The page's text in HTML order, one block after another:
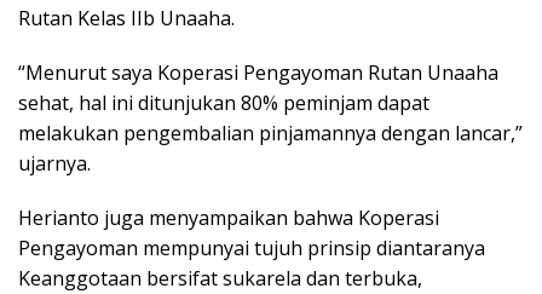
Rutan Kelas IIb Unaaha.
“Menurut saya Koperasi Pengayoman Rutan Unaaha
sehat, hal ini ditunjukan 80% peminjam dapat
melakukan pengembalian pinjamannya dengan lancar,”
ujarnya.
Herianto juga menyampaikan bahwa Koperasi
Pengayoman mempunyai tujuh prinsip diantaranya
Keanggotaan bersifat sukarela dan terbuka,